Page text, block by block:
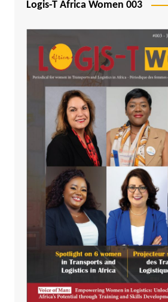
Logis-T Africa Women 003